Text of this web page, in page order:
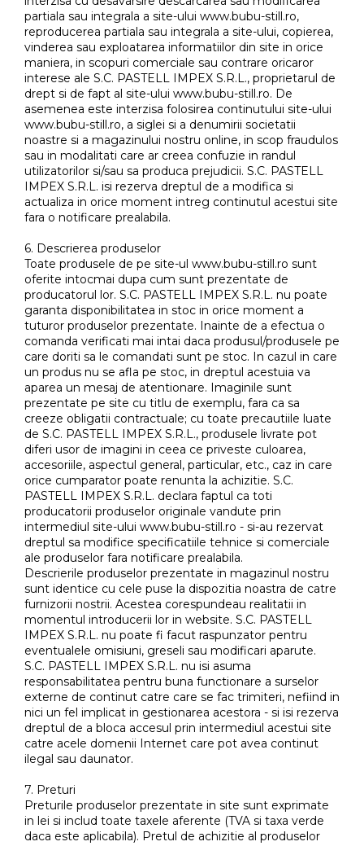
partiala sau integrala a site-ului www.bubu-still.ro,
reproducerea partiala sau integrala a site-ului, copierea,
vinderea sau exploatarea informatiilor din site in orice
maniera, in scopuri comerciale sau contrare oricaror
interese ale S.C. PASTELL IMPEX S.R.L., proprietarul de
drept si de fapt al site-ului www.bubu-still.ro. De
asemenea este interzisa folosirea continutului site-ului
www.bubu-still.ro, a siglei si a denumirii societatii
noastre si a magazinului nostru online, in scop fraudulos
sau in modalitati care ar creea confuzie in randul
utilizatorilor si/sau sa produca prejudicii. S.C. PASTELL
IMPEX S.R.L. isi rezerva dreptul de a modifica si
actualiza in orice moment intreg continutul acestui site
fara o notificare prealabila.
6. Descrierea produselor
Toate produsele de pe site-ul www.bubu-still.ro sunt
oferite intocmai dupa cum sunt prezentate de
producatorul lor. S.C. PASTELL IMPEX S.R.L. nu poate
garanta disponibilitatea in stoc in orice moment a
tuturor produselor prezentate. Inainte de a efectua o
comanda verificati mai intai daca produsul/produsele pe
care doriti sa le comandati sunt pe stoc. In cazul in care
un produs nu se afla pe stoc, in dreptul acestuia va
aparea un mesaj de atentionare. Imaginile sunt
prezentate pe site cu titlu de exemplu, fara ca sa
creeze obligatii contractuale; cu toate precautiile luate
de S.C. PASTELL IMPEX S.R.L., produsele livrate pot
diferi usor de imagini in ceea ce priveste culoarea,
accesoriile, aspectul general, particular, etc., caz in care
orice cumparator poate renunta la achizitie. S.C.
PASTELL IMPEX S.R.L. declara faptul ca toti
producatorii produselor originale vandute prin
intermediul site-ului www.bubu-still.ro - si-au rezervat
dreptul sa modifice specificatiile tehnice si comerciale
ale produselor fara notificare prealabila.
Descrierile produselor prezentate in magazinul nostru
sunt identice cu cele puse la dispozitia noastra de catre
furnizorii nostrii. Acestea corespundeau realitatii in
momentul introducerii lor in website. S.C. PASTELL
IMPEX S.R.L. nu poate fi facut raspunzator pentru
eventualele omisiuni, greseli sau modificari aparute.
S.C. PASTELL IMPEX S.R.L. nu isi asuma
responsabilitatea pentru buna functionare a surselor
externe de continut catre care se fac trimiteri, nefiind in
nici un fel implicat in gestionarea acestora - si isi rezerva
dreptul de a bloca accesul prin intermediul acestui site
catre acele domenii Internet care pot avea continut
ilegal sau daunator.
7. Preturi
Preturile produselor prezentate in site sunt exprimate
in lei si includ toate taxele aferente (TVA si taxa verde
daca este aplicabila). Pretul de achizitie al produselor